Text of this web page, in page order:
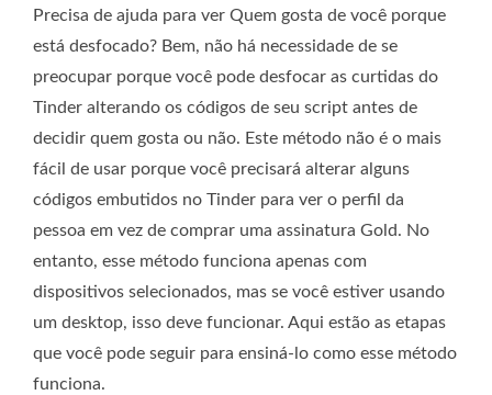
Precisa de ajuda para ver Quem gosta de você porque
está desfocado? Bem, não há necessidade de se
preocupar porque você pode desfocar as curtidas do
Tinder alterando os códigos de seu script antes de
decidir quem gosta ou não. Este método não é o mais
fácil de usar porque você precisará alterar alguns
códigos embutidos no Tinder para ver o perfil da
pessoa em vez de comprar uma assinatura Gold. No
entanto, esse método funciona apenas com
dispositivos selecionados, mas se você estiver usando
um desktop, isso deve funcionar. Aqui estão as etapas
que você pode seguir para ensiná-lo como esse método
funciona.